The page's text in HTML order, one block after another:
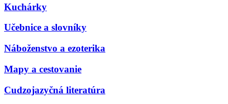
Kuchárky
Učebnice a slovníky
Náboženstvo a ezoterika
Mapy a cestovanie
Cudzojazyčná literatúra